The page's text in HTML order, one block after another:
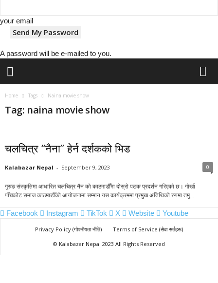
your email
A password will be e-mailed to you.
l
Home Tags Naina movie show
Tag: naina movie show
चलचित्र “नैना” हेर्न दर्शकको भिड
Kalabazar Nepal - September 9, 2023 0
गुरुङ संस्कृतिमा आधारित चलचित्र नैन को काठमाडौँमा दोस्रो पटक प्रदर्शन गरिएको छ। गोर्खा
पाँचकोट समाज काठमाडौँको आयोजनामा सम्मान यस कार्यक्रममा प्रमुख अतिथिको रुपमा तमु...
Facebook Instagram TikTok X Website Youtube
Privacy Policy (गोपनीयता नीति)
Terms of Service (सेवा सर्तहरू)
© Kalabazar Nepal 2023 All Rights Reserved